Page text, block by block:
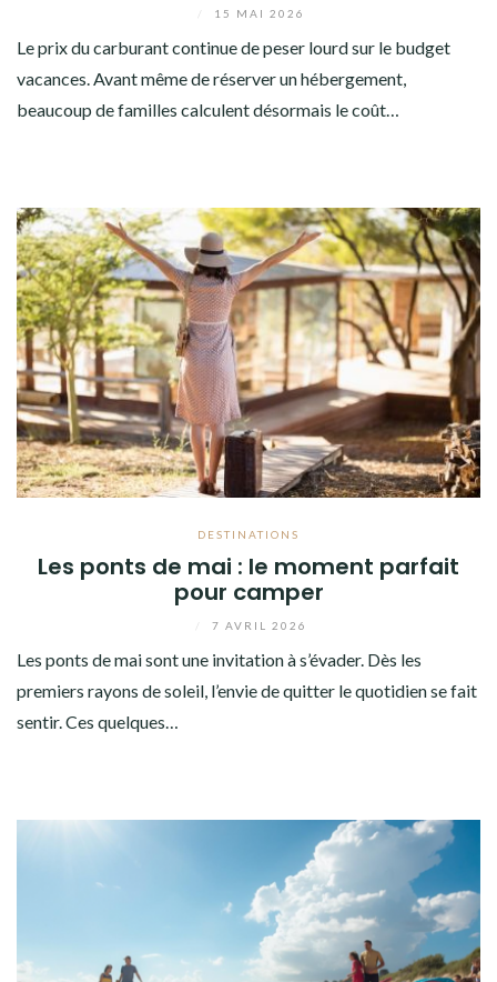
15 MAI 2026
Le prix du carburant continue de peser lourd sur le budget
vacances. Avant même de réserver un hébergement,
beaucoup de familles calculent désormais le coût…
DESTINATIONS
Les ponts de mai : le moment parfait
pour camper
7 AVRIL 2026
Les ponts de mai sont une invitation à s’évader. Dès les
premiers rayons de soleil, l’envie de quitter le quotidien se fait
sentir. Ces quelques…